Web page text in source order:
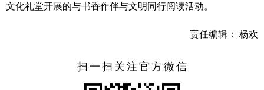
文化礼堂开展的与书香作伴与文明同行阅读活动。
责任编辑： 杨欢
扫一扫关注官方微信